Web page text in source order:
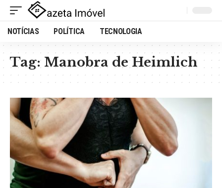
NOTÍCIAS POLÍTICA TECNOLOGIA
Tag: Manobra de Heimlich